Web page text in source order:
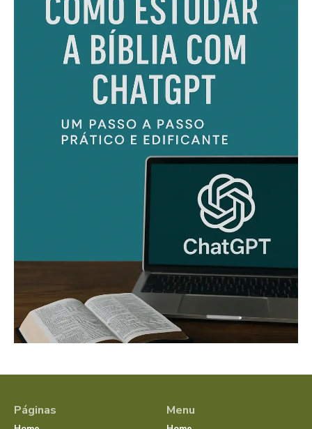
Páginas Menu